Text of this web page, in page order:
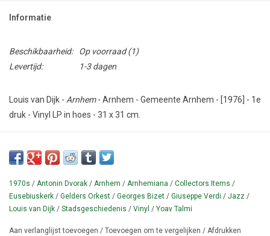
Informatie
Beschikbaarheid: Op voorraad(1)
Levertijd:
1-3 dagen
Louis van Dijk - Arnhem- Arnhem - Gemeente Arnhem - [1976] - 1e
druk - Vinyl LP in hoes - 31 x 31 cm.
Langspeelplaat welke in opdracht van het stadsbestuur werd
Gelders Orkest o.l.v. Yoav Talmi. Deze plaat kwam niet in de handel
maar werd exclusief als relatiegeschenk verspreid. Collectors
1970s / Antonin Dvorak / Arnhem / Arnhemiana / Collectors Items /
Eusebiuskerk / Gelders Orkest / Georges Bizet / Giuseppe Verdi / Jazz /
Louis van Dijk / Stadsgeschiedenis / Vinyl / Yoav Talmi
Aan verlanglijst toevoegen / Toevoegen om te vergelijken / Afdrukken